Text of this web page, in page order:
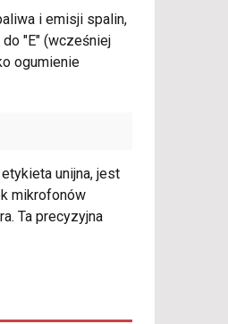
i emisji spalin,
"E" (wcześniej
ogumienie
unijna, jest
mikrofonów
Ta precyzyjna